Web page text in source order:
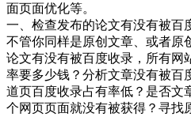
面页面优化等。
一、检查发布的论文有没有被百
不管你同样是原创文章、或者原
论文有没有被百度收录，所有网
率要多少钱？分析文章没有被百
道页百度收录占有率低？是否文
个网页页面就没有被获得？寻找